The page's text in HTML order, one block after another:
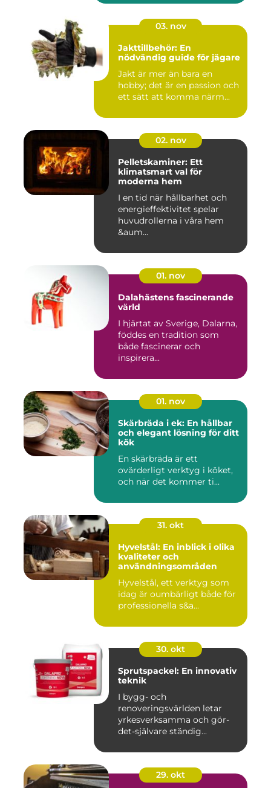
03. nov
Jakttillbehör: En
nödvändig guide för jägare
Jakt är mer än bara en
hobby; det är en passion och
ett sätt att komma närm...
02. nov
Pelletskaminer: Ett
klimatsmart val för
moderna hem
I en tid när hållbarhet och
energieffektivitet spelar
huvudrollerna i våra hem
&aum...
01. nov
Dalahästens fascinerande
värld
I hjärtat av Sverige, Dalarna,
föddes en tradition som
både fascinerar och
inspirera...
01. nov
Skärbräda i ek: En hållbar
och elegant lösning för ditt
kök
En skärbräda är ett
ovärderligt verktyg i köket,
och när det kommer ti...
31. okt
Hyvelstål: En inblick i olika
kvaliteter och
användningsområden
Hyvelstål, ett verktyg som
idag är oumbärligt både för
professionella s&a...
30. okt
Sprutspackel: En innovativ
teknik
I bygg- och
renoveringsvärlden letar
yrkesverksamma och gör-
det-självare ständig...
29. okt